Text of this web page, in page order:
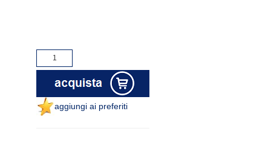
aggiungi ai preferiti